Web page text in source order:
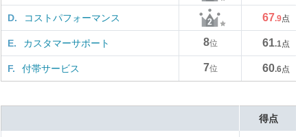
D. コストパフォーマンス 67.9点
E. カスタマーサポート 8位 61.1点
F. 付帯サービス 7位 60.6点
得点